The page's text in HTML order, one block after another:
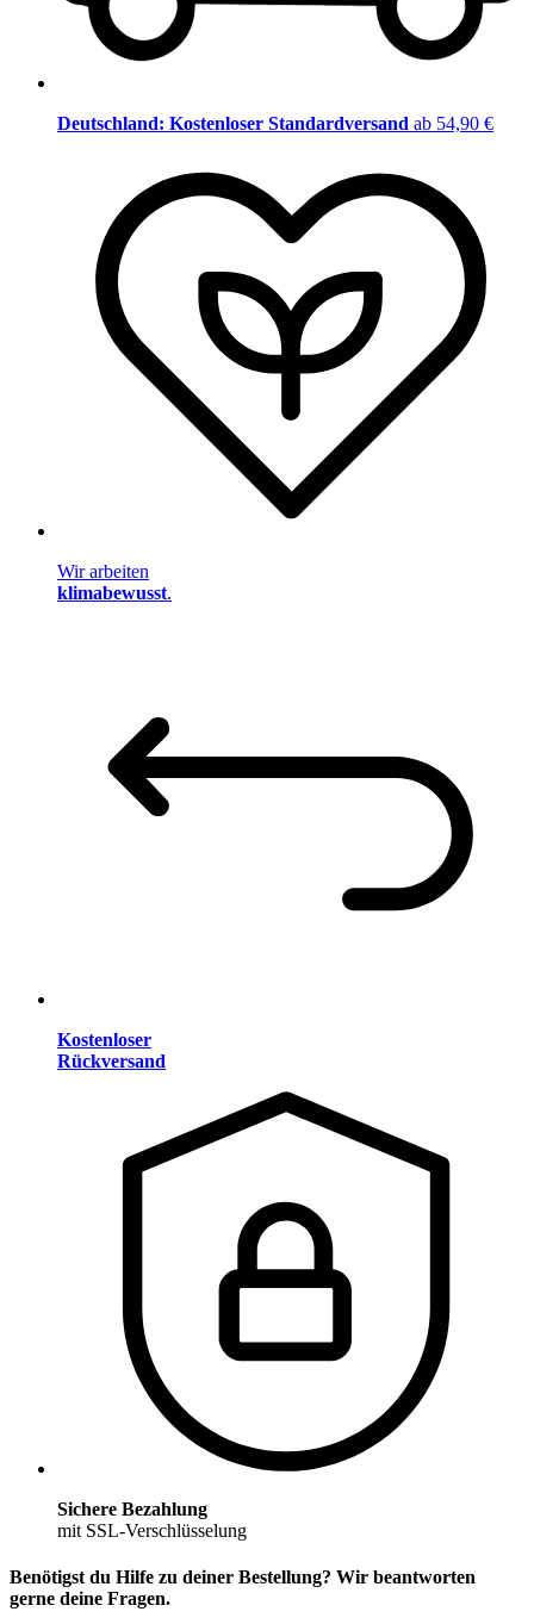
Deutschland: Kostenloser Standardversand ab 54,90 €
Wir arbeiten
klimabewusst.
Kostenloser
Rückversand
Sichere Bezahlung
mit SSL-Verschlüsselung
Benötigst du Hilfe zu deiner Bestellung? Wir beantworten
gerne deine Fragen.